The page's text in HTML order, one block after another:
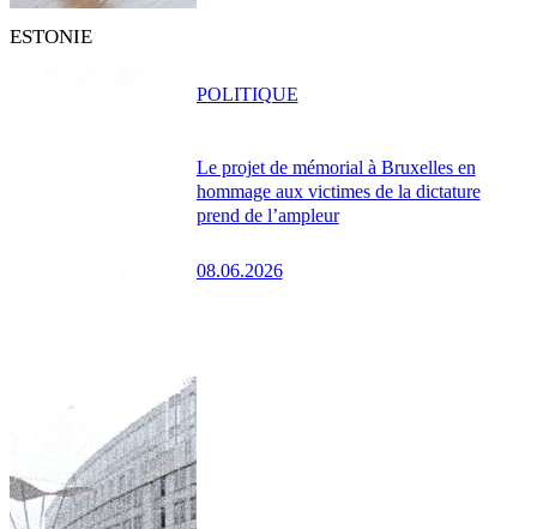
ESTONIE
Le projet de mémorial à Bruxelles en
hommage aux victimes de la dictature
prend de l’ampleur
08.06.2026
POLITIQUE